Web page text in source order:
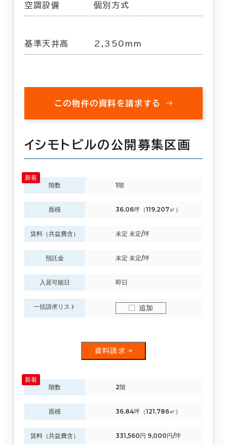
空調設備 個別方式
基準天井高 2,350mm
この物件の資料を請求する
イシモトビルの公開募集区画
階数 1階
面積 36.06坪（119.207㎡）
賃料（共益費含） 未定 未定/坪
預託金 未定 未定/坪
入居可能日 即日
一括請求リスト 追加
資料請求
階数 2階
面積 36.84坪（121.786㎡）
賃料（共益費含） 331,560円 9,000円/坪